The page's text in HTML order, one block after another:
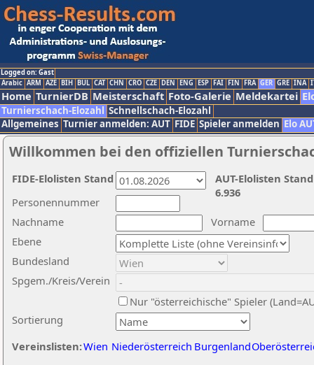
Logged on: Gast
Arabic ARM AZE BIH BUL CAT CHN CRO CZE DEN ENG ESP FAI FIN FRA GER GRE INA
Home TurnierDB Meisterschaft Foto-Galerie Meldekartei
Turnierschach-Elozahl Schnellschach-Elozahl
Allgemeines Turnier anmelden: AUT FIDE Spieler anmelden Elo
Willkommen bei den offiziellen
Nachname
Vorname
Ebene
Sortierung
Personennummer
Bundesland
Spgem./Kreis/Verein
Nur "österreichische" Spieler
Vereinslisten:Wien Niederösterreich Burgenland
AUT-Elolisten
6.936
FIDE-Elolisten Stand